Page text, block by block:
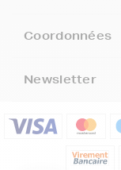
Coordonnées
Newsletter
Inscrivez-vous à